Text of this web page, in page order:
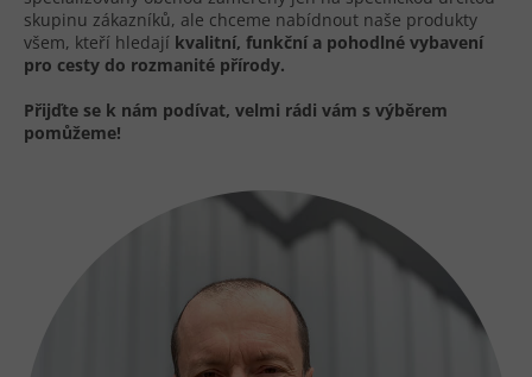
skupinu zákazníků, ale chceme nabídnout naše produkty
všem, kteří hledají kvalitní, funkční a pohodlné vybavení
pro cesty do rozmanité přírody.
Přijďte se k nám podívat, velmi rádi vám s výběrem
pomůžeme!